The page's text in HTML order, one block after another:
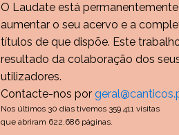
O Laudate está
aumentar o seu acervo e a
títulos de que dispõe. Este
resultado da colaboração dos
utilizadores.
Contacte-nos por
Nos últimos 30 dias tivemos 359.411 visitas
que abriram 622.686 páginas.